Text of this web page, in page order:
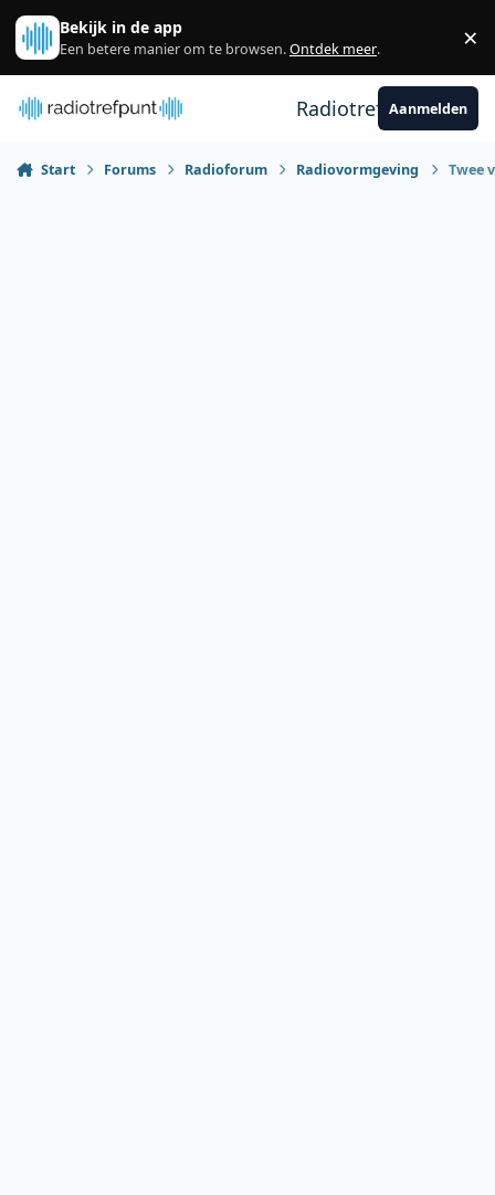
Spring naar bijdragen
Bekijk in de app
Een betere manier om te browsen.Ontdek meer. ×
RadiotrefpuntAanmelden
Start Forums Radioforum Radiovormgeving Twee